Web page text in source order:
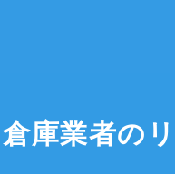
庫業者の